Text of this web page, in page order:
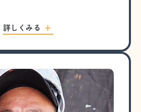
詳しくみる